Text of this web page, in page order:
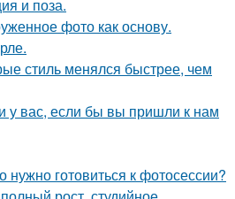
и поза.
фото как основу.
стиль менялся быстрее, чем
у вас, если бы вы пришли к нам
нужно готовиться к фотосессии?